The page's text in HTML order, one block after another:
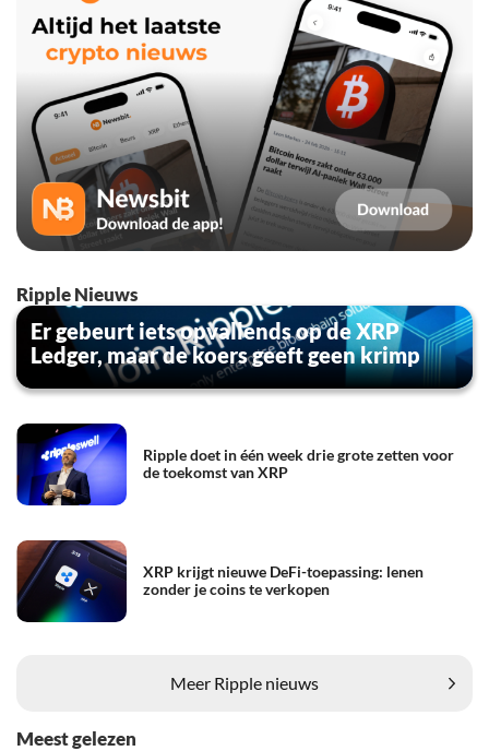
Ripple Nieuws
Er gebeurt iets opvallends op de XRP
Ledger, maar de koers geeft geen krimp
Ripple doet in één week drie grote zetten voor
de toekomst van XRP
XRP krijgt nieuwe DeFi-toepassing: lenen
zonder je coins te verkopen
Meer Ripple nieuws
Meest gelezen